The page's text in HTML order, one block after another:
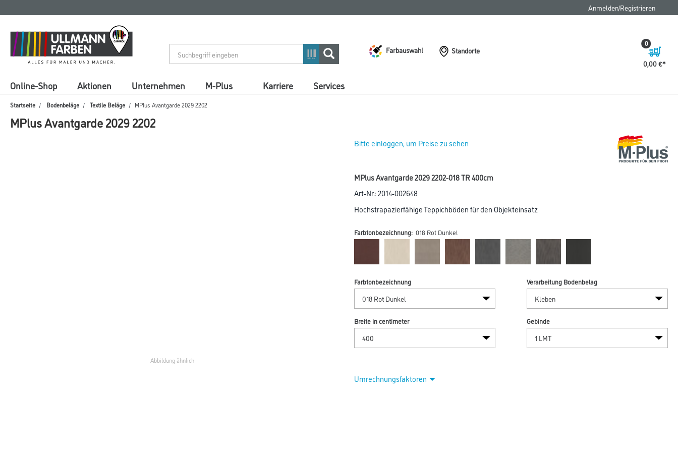
springen
springen
Anmelden/Registrieren
Farbauswahl
Standorte
0,00 €
0
Online-Shop Aktionen Unternehmen M-Plus Karriere Services
Startseite Bodenbeläge Textile Beläge MPlus Avantgarde 2029 2202
MPlus Avantgarde 2029 2202
Abbildung ähnlich
Bitte einloggen, um Preise zu sehen
MPlus Avantgarde 2029 2202-018 TR 400cm
Art-Nr.:2014-002648
Hochstrapazierfähige Teppichböden für den Objekteinsatz
Farbtonbezeichnung: 018 Rot Dunkel
Farbtonbezeichnung Verarbeitung Bodenbelag
Breite in centimeter Gebinde
Umrechnungsfaktoren